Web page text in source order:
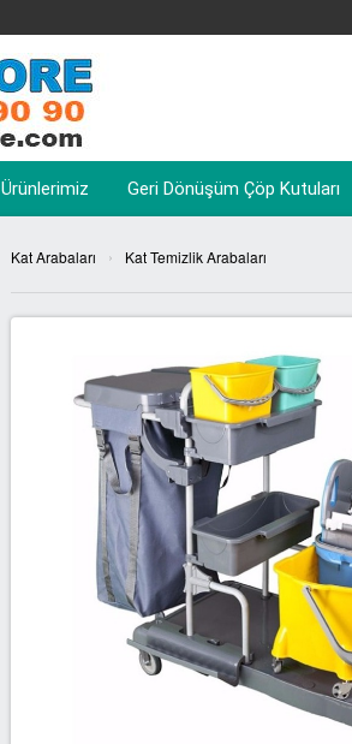
Ürünlerimiz Geri Dönüşüm Çöp Kutuları
Kat Arabaları › Kat Temizlik Arabaları